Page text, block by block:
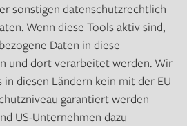
sonstigen datenschutzrechtlich
Wenn diese Tools aktiv sind,
Daten in diese
und dort verarbeitet werden. Wir
in diesen Ländern kein mit der EU
garantiert werden
US-Unternehmen dazu